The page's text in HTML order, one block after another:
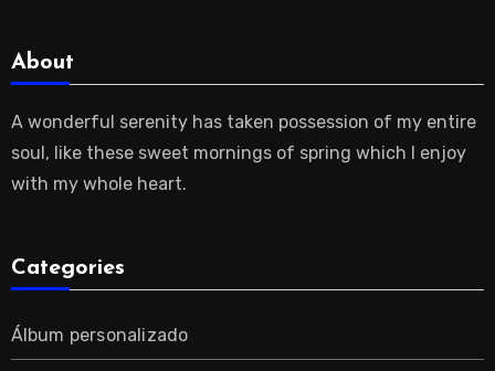
About
A wonderful serenity has taken possession of my entire
soul, like these sweet mornings of spring which I enjoy
with my whole heart.
Categories
Álbum personalizado